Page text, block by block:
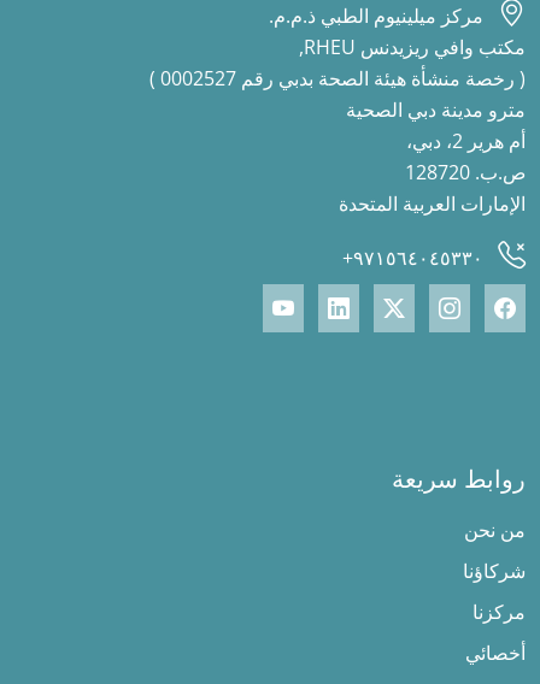
مركز ميلينيوم الطبي ذ.م.م.
مكتب وافي ريزيدنس RHEU,
( رخصة منشأة هيئة الصحة بدبي رقم 0002527 )
مترو مدينة دبي الصحية
أم هرير 2، دبي،
ص.ب. 128720
الإمارات العربية المتحدة
٩٧١٥٦٤٠٤٥٣٣٠+
روابط سريعة
من نحن
شركاؤنا
مركزنا
أخصائي